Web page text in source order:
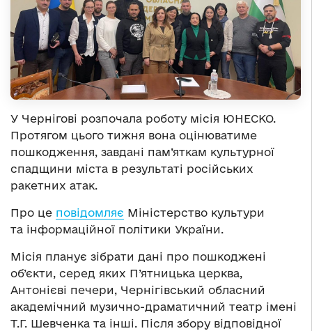
У Чернігові розпочала роботу місія ЮНЕСКО.
Протягом цього тижня вона оцінюватиме
пошкодження, завдані пам’яткам культурної
спадщини міста в результаті російських
ракетних атак.
Про це повідомляє Міністерство культури
та інформаційної політики України.
Місія планує зібрати дані про пошкоджені
об’єкти, серед яких П’ятницька церква,
Антонієві печери, Чернігівський обласний
академічний музично-драматичний театр імені
Т.Г. Шевченка та інші. Після збору відповідної